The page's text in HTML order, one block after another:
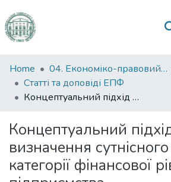
Communities
&
Collections
Statistics
Home
04. Економіко-правовий факультет
Статті та доповіді ЕПФ
Концептуальний підхід до визначення сутнісного змісту категорії фінансової рівноваги підприємства
Концептуальний
визначення сутнісного
категорії фінансової